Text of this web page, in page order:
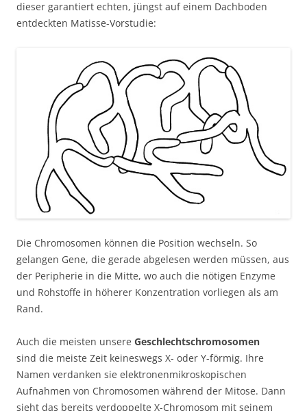
dieser garantiert echten, jüngst auf einem Dachboden
entdeckten Matisse-Vorstudie:
Die Chromosomen können die Position wechseln. So
gelangen Gene, die gerade abgelesen werden müssen, aus
der Peripherie in die Mitte, wo auch die nötigen Enzyme
und Rohstoffe in höherer Konzentration vorliegen als am
Rand.
Auch die meisten unsere Geschlechtschromosomen
sind die meiste Zeit keineswegs X- oder Y-förmig. Ihre
Namen verdanken sie elektronenmikroskopischen
Aufnahmen von Chromosomen während der Mitose. Dann
sieht das bereits verdoppelte X-Chromosom mit seinem